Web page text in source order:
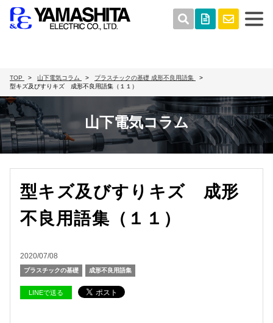
TOP 山下電気コラム プラスチックの基礎 成形不良用語集
型キズ及びすりキズ 成形不良用語集（１１）
山下電気コラム
型キズ及びすりキズ 成形
不良用語集（１１）
2020/07/08
プラスチックの基礎 成形不良用語集
LINEで送る